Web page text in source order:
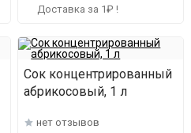
Доставка за 1₽ !
Сок концентрированный
абрикосовый, 1 л
нет отзывов